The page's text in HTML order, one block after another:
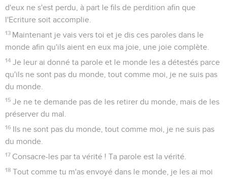
d'eux ne s'est perdu, à part le fils de perdition afin que
l'Ecriture soit accomplie.
13 Maintenant je vais vers toi et je dis ces paroles dans le
monde afin qu'ils aient en eux ma joie, une joie complète.
14 Je leur ai donné ta parole et le monde les a détestés parce
qu'ils ne sont pas du monde, tout comme moi, je ne suis pas
du monde.
15 Je ne te demande pas de les retirer du monde, mais de les
préserver du mal.
16 Ils ne sont pas du monde, tout comme moi, je ne suis pas
du monde.
17 Consacre-les par ta vérité ! Ta parole est la vérité.
18 Tout comme tu m'as envoyé dans le monde, je les ai moi